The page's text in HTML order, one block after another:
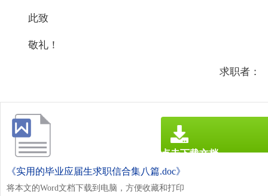
此致
敬礼！
求职者：
《实用的毕业应届生求职信合集八篇.doc》
将本文的Word文档下载到电脑，方便收藏和打印
点击下载文档
文档为doc格式